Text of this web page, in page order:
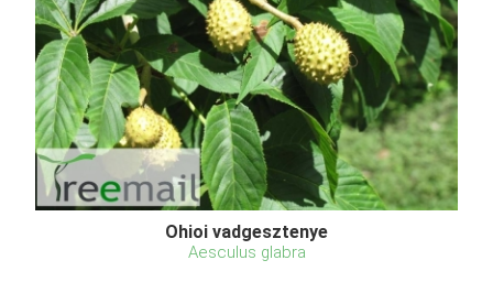
Ohioi vadgesztenye
Aesculus glabra